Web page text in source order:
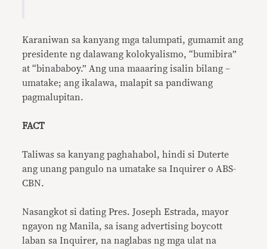
Karaniwan sa kanyang mga talumpati, gumamit ang
presidente ng dalawang kolokyalismo, “bumibira”
at “binababoy.” Ang una maaaring isalin bilang –
umatake; ang ikalawa, malapit sa pandiwang
pagmalupitan.
FACT
Taliwas sa kanyang paghahabol, hindi si Duterte
ang unang pangulo na umatake sa Inquirer o ABS-
CBN.
Nasangkot si dating Pres. Joseph Estrada, mayor
ngayon ng Manila, sa isang advertising boycott
laban sa Inquirer, na naglabas ng mga ulat na